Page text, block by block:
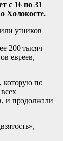
с 16 по 31
Холокосте.
узников
200 тысяч —
евреев,
которую по
и продолжали
—